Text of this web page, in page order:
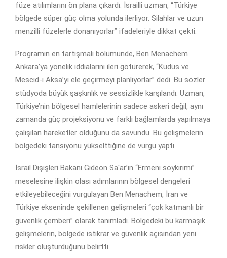
füze atılımlarını ön plana çıkardı. İsrailli uzman, “Türkiye
bölgede süper güç olma yolunda ilerliyor. Silahlar ve uzun
menzilli füzelerle donanıyorlar” ifadeleriyle dikkat çekti.
Programın en tartışmalı bölümünde, Ben Menachem
Ankara’ya yönelik iddialarını ileri götürerek, “Kudüs ve
Mescid-i Aksa’yı ele geçirmeyi planlıyorlar” dedi. Bu sözler
stüdyoda büyük şaşkınlık ve sessizlikle karşılandı. Uzman,
Türkiye’nin bölgesel hamlelerinin sadece askeri değil, aynı
zamanda güç projeksiyonu ve farklı bağlamlarda yapılmaya
çalışılan hareketler olduğunu da savundu. Bu gelişmelerin
bölgedeki tansiyonu yükselttiğine de vurgu yaptı.
İsrail Dışişleri Bakanı Gideon Sa'ar’ın “Ermeni soykırımı”
meselesine ilişkin olası adımlarının bölgesel dengeleri
etkileyebileceğini vurgulayan Ben Menachem, İran ve
Türkiye ekseninde şekillenen gelişmeleri “çok katmanlı bir
güvenlik çemberi” olarak tanımladı. Bölgedeki bu karmaşık
gelişmelerin, bölgede istikrar ve güvenlik açısından yeni
riskler oluşturduğunu belirtti.